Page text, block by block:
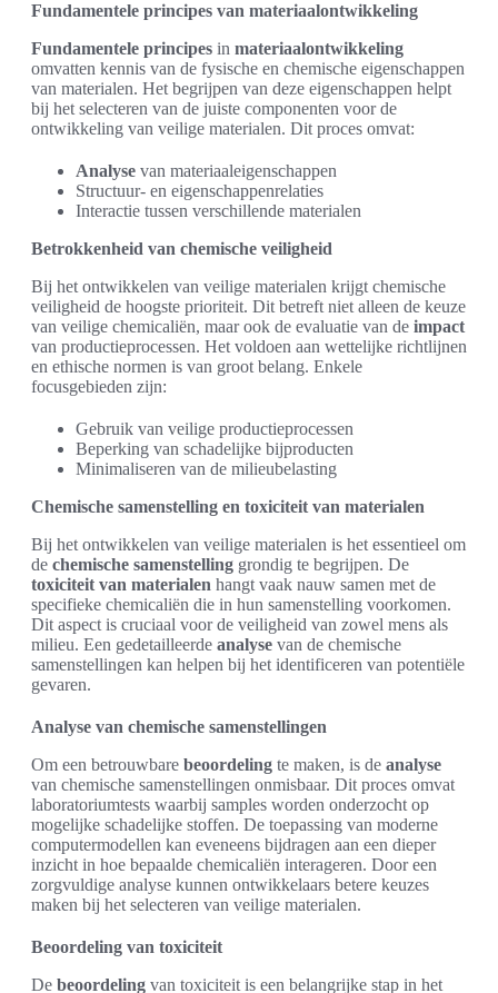
Fundamentele principes van materiaalontwikkeling
Fundamentele principes in materiaalontwikkeling
omvatten kennis van de fysische en chemische eigenschappen
van materialen. Het begrijpen van deze eigenschappen helpt
bij het selecteren van de juiste componenten voor de
ontwikkeling van veilige materialen. Dit proces omvat:
Analyse van materiaaleigenschappen
Structuur- en eigenschappenrelaties
Interactie tussen verschillende materialen
Betrokkenheid van chemische veiligheid
Bij het ontwikkelen van veilige materialen krijgt chemische
veiligheid de hoogste prioriteit. Dit betreft niet alleen de keuze
van veilige chemicaliën, maar ook de evaluatie van de impact
van productieprocessen. Het voldoen aan wettelijke richtlijnen
en ethische normen is van groot belang. Enkele
focusgebieden zijn:
Gebruik van veilige productieprocessen
Beperking van schadelijke bijproducten
Minimaliseren van de milieubelasting
Chemische samenstelling en toxiciteit van materialen
Bij het ontwikkelen van veilige materialen is het essentieel om
de chemische samenstelling grondig te begrijpen. De
toxiciteit van materialen hangt vaak nauw samen met de
specifieke chemicaliën die in hun samenstelling voorkomen.
Dit aspect is cruciaal voor de veiligheid van zowel mens als
milieu. Een gedetailleerde analyse van de chemische
samenstellingen kan helpen bij het identificeren van potentiële
gevaren.
Analyse van chemische samenstellingen
Om een betrouwbare beoordeling te maken, is de analyse
van chemische samenstellingen onmisbaar. Dit proces omvat
laboratoriumtests waarbij samples worden onderzocht op
mogelijke schadelijke stoffen. De toepassing van moderne
computermodellen kan eveneens bijdragen aan een dieper
inzicht in hoe bepaalde chemicaliën interageren. Door een
zorgvuldige analyse kunnen ontwikkelaars betere keuzes
maken bij het selecteren van veilige materialen.
Beoordeling van toxiciteit
De beoordeling van toxiciteit is een belangrijke stap in het